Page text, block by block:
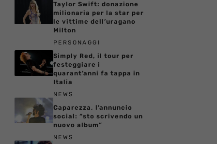
Taylor Swift: donazione
milionaria per la star per
le vittime dell’uragano
Milton
PERSONAGGI
Simply Red, il tour per
festeggiare i
quarant’anni fa tappa in
Italia
NEWS
Caparezza, l’annuncio
social: “sto scrivendo un
nuovo album”
NEWS